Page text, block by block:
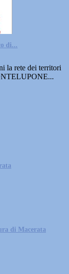
di...
la rete dei territori
di Macerata